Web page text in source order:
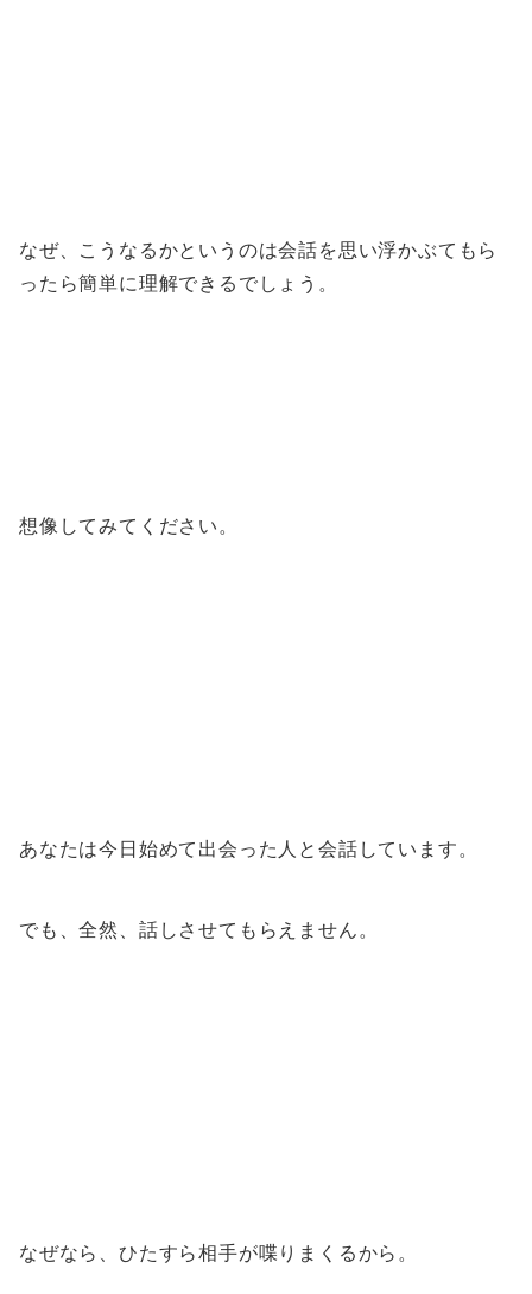
なぜ、こうなるかというのは会話を思い浮かぶてもら
ったら簡単に理解できるでしょう。
想像してみてください。
あなたは今日始めて出会った人と会話しています。
でも、全然、話しさせてもらえません。
なぜなら、ひたすら相手が喋りまくるから。